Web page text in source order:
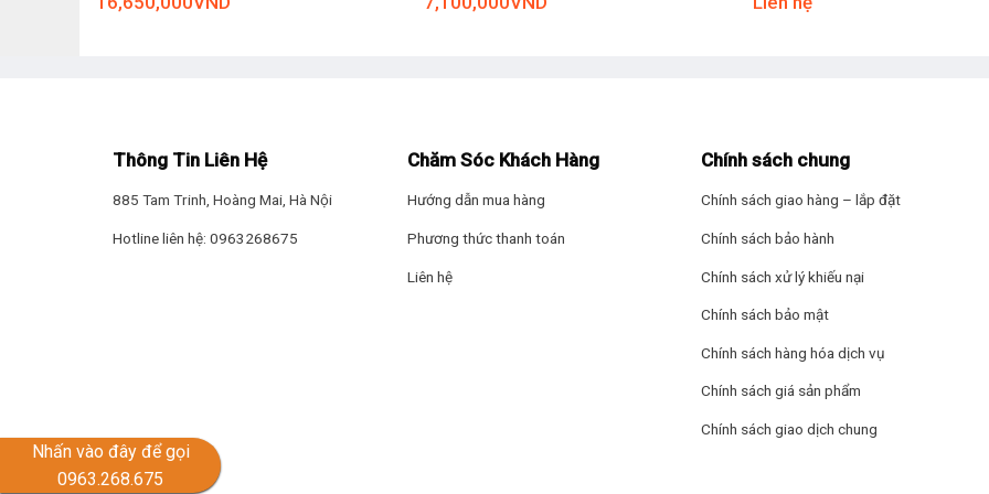
Nhấn vào đây để gọi
0963.268.675
Thông Tin Liên Hệ
885 Tam Trinh, Hoàng Mai, Hà Nội
Hotline liên hệ: 0963268675
Chăm Sóc Khách Hàng
Hướng dẫn mua hàng
Phương thức thanh toán
Liên hệ
Chính sách chung
Chính sách giao hàng – lắp đặt
Chính sách bảo hành
Chính sách xử lý khiếu nại
Chính sách bảo mật
Chính sách hàng hóa dịch vụ
Chính sách giá sản phẩm
Chính sách giao dịch chung